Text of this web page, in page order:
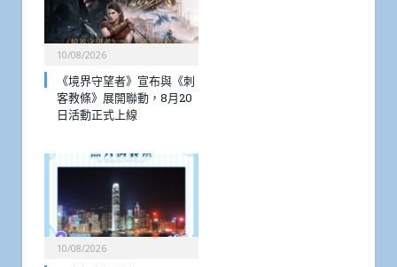
10/08/2026
《境界守望者》宣布與《刺
客教條》展開聯動，8月20
日活動正式上線
10/08/2026